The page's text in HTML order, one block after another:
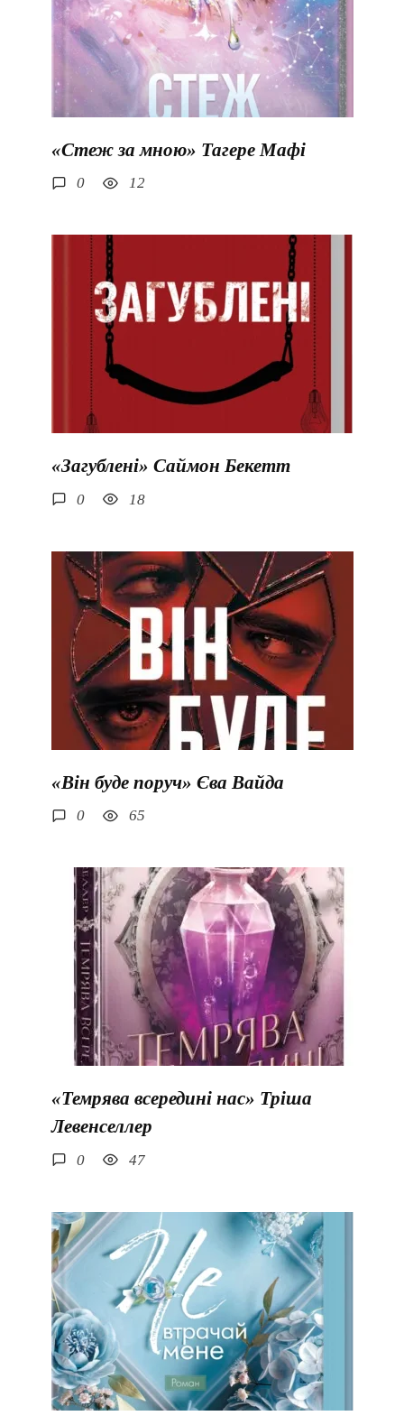
«Стеж за мною» Тагере Мафі
0 12
«Загублені» Саймон Бекетт
0 18
«Він буде поруч» Єва Вайда
0 65
«Темрява всередині нас» Тріша
Левенселлер
0 47